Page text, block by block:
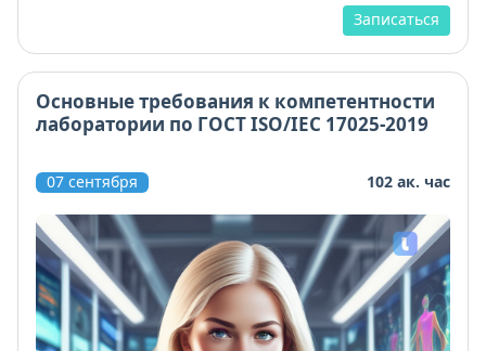
Записаться
Основные требования к компетентности
лаборатории по ГОСТ ISO/IEC 17025-2019
07 сентября 102 ак. час